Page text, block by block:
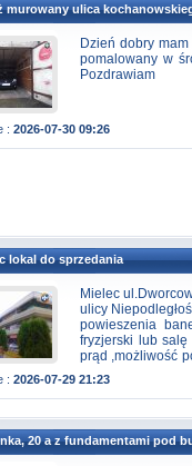
murowany ulica
Dzień dobry
pomalowany w
Pozdrawiam
: 2026-07-30 09:26
lokal do sprzedania
Mielec
ulicy
powieszenia
fryzjerski lub
prąd ,możliwość
własnej
za 1m2. Nie
: 2026-07-29 21:23
20 a z fundamentami pod